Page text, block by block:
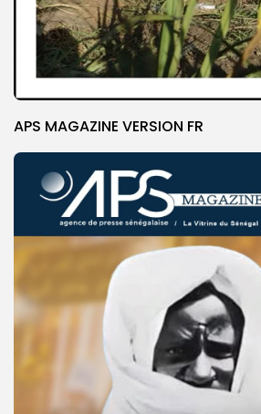
APS MAGAZINE VERSION FR